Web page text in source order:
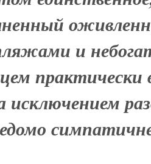
и
практически
исключением